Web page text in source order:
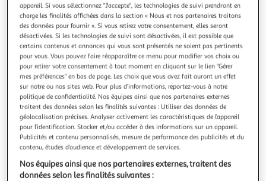
Illustration
précédente
Illustration
suivante
PARIS PRIX
Meuble tv design elementary 120cm marron foncé
Informations Techniques : Dimensions : L. 120 x l. 60 x H. 45
cm Épaisseur du Plateau : 3,8 cm Matière : MDF & Verre
trempé Spécificités : Tendance & Moderne Meuble TV
Design Contient 2 Étagères Parois Latérales en Verre
trempé Capacité de Charge Maximale : 10 kg par niveau A
Monter Soi-Même Facile
En savoir +
Vendu par Paris Prix
Livraison dès 1/2 semaines
19,99€
appareil. Si vous sélectionnez "J'accepte", les technologies de suivi prendront en
charge les finalités affichées dans la section « Nous et nos partenaires traitons
des données pour fournir ». Si vous retirez votre consentement, elles seront
désactivées. Si les technologies de suivi sont désactivées, il est possible que
certains contenus et annonces qui vous sont présentés ne soient pas pertinents
pour vous. Vous pouvez faire réapparaître ce menu pour modifier vos choix ou
pour retirer votre consentement à tout moment en cliquant sur le lien "Gérer
mes préférences" en bas de page. Les choix que vous avez fait auront un effet
sur notre ou nos sites web. Pour plus d’informations, reportez-vous à notre
politique de confidentialité. Nos équipes ainsi que nos partenaires externes
traitent des données selon les finalités suivantes : Utiliser des données de
géolocalisation précises. Analyser activement les caractéristiques de l’appareil
pour l’identification. Stocker et/ou accéder à des informations sur un appareil.
Publicités et contenu personnalisés, mesure de performance des publicités et du
contenu, études d’audience et développement de services.
Nos équipes ainsi que nos partenaires externes, traitent des
données selon les finalités suivantes :